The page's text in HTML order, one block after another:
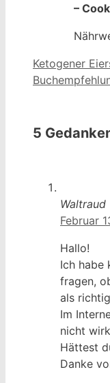
–
Ketogener
5
Waltraud
Februar
Hallo!
Ich habe
fragen,
als
Im
nicht
Hättest
Danke